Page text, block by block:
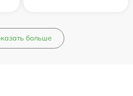
больше